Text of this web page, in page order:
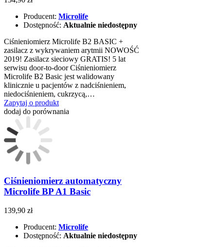
Producent: Microlife
Dostępność: Aktualnie niedostępny
Ciśnieniomierz Microlife B2 BASIC +
zasilacz z wykrywaniem arytmii NOWOŚĆ
2019! Zasilacz sieciowy GRATIS! 5 lat
serwisu door-to-door Ciśnieniomierz
Microlife B2 Basic jest walidowany
klinicznie u pacjentów z nadciśnieniem,
niedociśnieniem, cukrzycą,…
Zapytaj o produkt
dodaj do porównania
Ciśnieniomierz automatyczny
Microlife BP A1 Basic
139,90 zł
Producent: Microlife
Dostępność: Aktualnie niedostępny